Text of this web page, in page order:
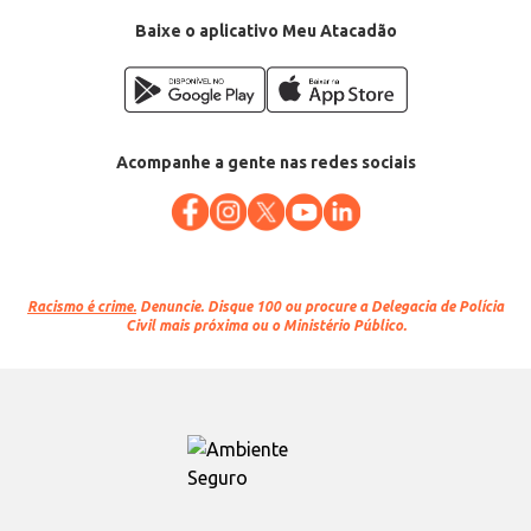
Baixe o aplicativo Meu Atacadão
Acompanhe a gente nas redes sociais
Racismo é crime. Denuncie. Disque 100 ou procure a Delegacia de Polícia
Civil mais próxima ou o Ministério Público.